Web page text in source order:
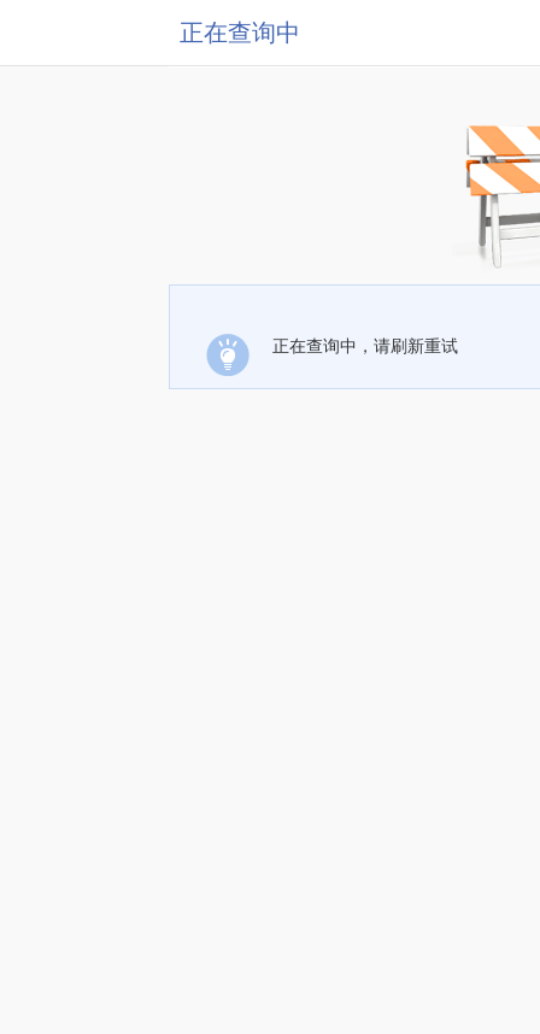
正在查询中
正在查询中，请刷新重试